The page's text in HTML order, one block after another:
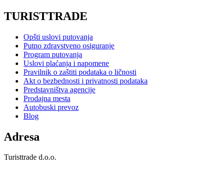
TURISTTRADE
Opšti uslovi putovanja
Putno zdravstveno osiguranje
Program putovanja
Uslovi plaćanja i napomene
Pravilnik o zaštiti podataka o ličnosti
Akt o bezbednosti i privatnosti podataka
Predstavništva agencije
Prodajna mesta
Autobuski prevoz
Blog
Adresa
Turisttrade d.o.o.